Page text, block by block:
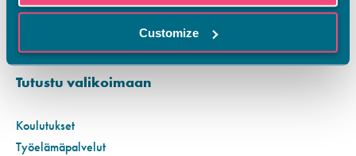
Customize
Tietosuoja
Saavutettavuusseloste
Tutustu valikoimaan
Koulutukset
Työelämäpalvelut